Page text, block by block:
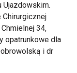
Ujazdowskim.
Chirurgicznej
34,
opatrunkowe dla
i dr